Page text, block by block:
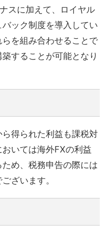
スに加えて、ロイヤル
ック制度を導入してい
を組み合わせることで
することが可能となり
得られた利益も課税対
いては海外FXの利益
め、税務申告の際には
ざいます。